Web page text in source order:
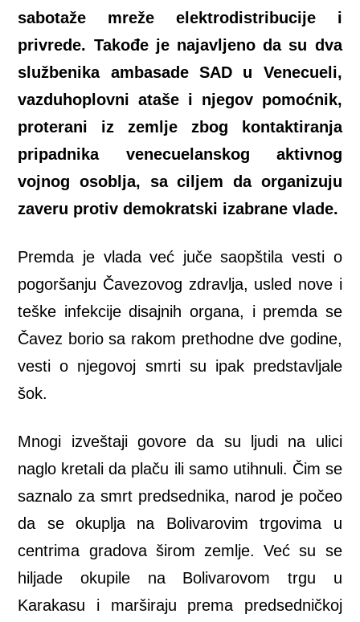
sabotaže mreže elektrodistribucije i
privrede. Takođe je najavljeno da su dva
službenika ambasade SAD u Venecueli,
vazduhoplovni ataše i njegov pomoćnik,
proterani iz zemlje zbog kontaktiranja
pripadnika venecuelanskog aktivnog
vojnog osoblja, sa ciljem da organizuju
zaveru protiv demokratski izabrane vlade.
Premda je vlada već juče saopštila vesti o
pogoršanju Čavezovog zdravlja, usled nove i
teške infekcije disajnih organa, i premda se
Čavez borio sa rakom prethodne dve godine,
vesti o njegovoj smrti su ipak predstavljale
šok.
Mnogi izveštaji govore da su ljudi na ulici
naglo kretali da plaču ili samo utihnuli. Čim se
saznalo za smrt predsednika, narod je počeo
da se okuplja na Bolivarovim trgovima u
centrima gradova širom zemlje. Već su se
hiljade okupile na Bolivarovom trgu u
Karakasu i marširaju prema predsedničkoj